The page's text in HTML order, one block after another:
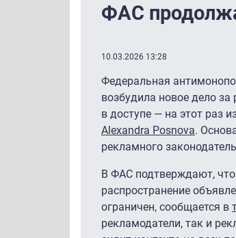
ФАС
10.03.2026 13:28
Федеральная
возбудила новое дело
в доступе — на этот раз
Alexandra Posnova.
рекламного
В ФАС подтверждают,
распространение
ограничен, сообщается в
рекламодатели, так и